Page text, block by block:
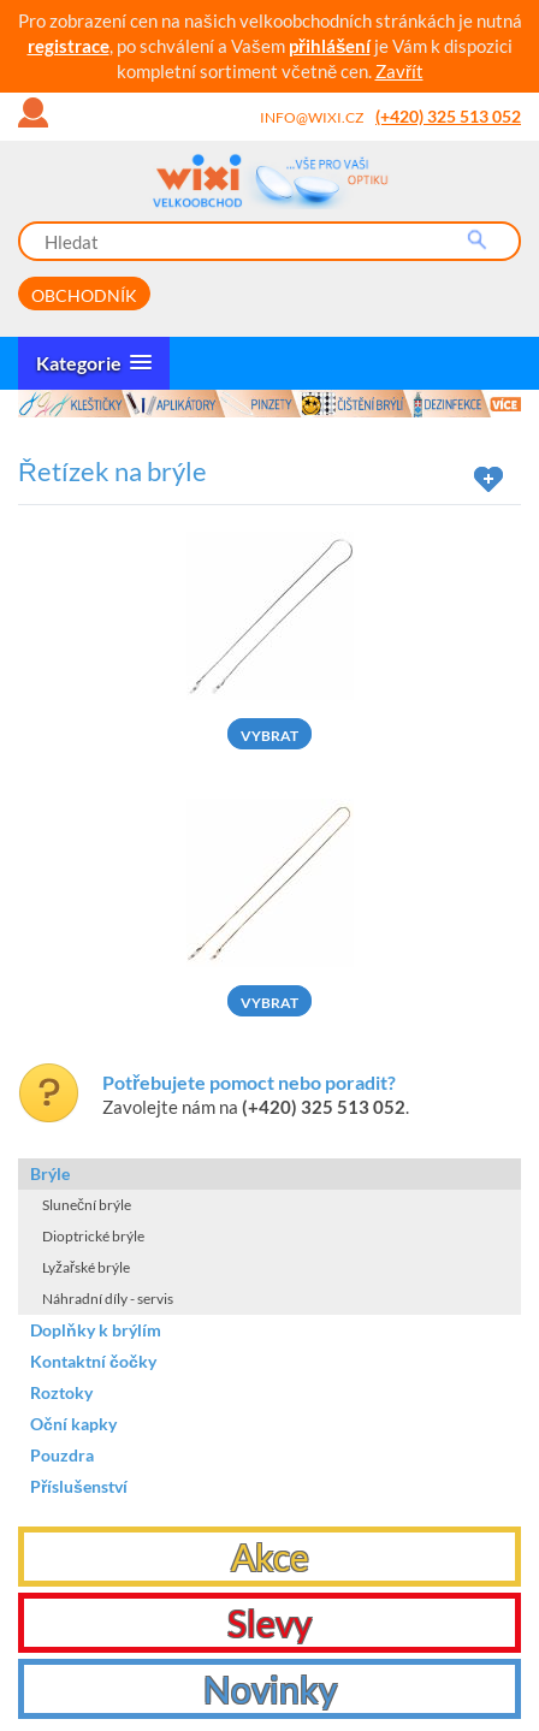
Pro zobrazení cen na našich velkoobchodních stránkách je nutná
registrace, po schválení a Vašem přihlášeníje Vám k dispozici
kompletní sortiment včetně cen. Zavřít
INFO@WIXI.CZ (+420) 325 513 052
OBCHODNÍK
Kategorie
Řetízek na brýle
VYBRAT
VYBRAT
Potřebujete pomoct nebo poradit?
Zavolejte nám na (+420) 325 513 052.
Brýle
Sluneční brýle
Dioptrické brýle
Lyžařské brýle
Náhradní díly - servis
Doplňky k brýlím
Kontaktní čočky
Roztoky
Oční kapky
Pouzdra
Příslušenství
Akce
Slevy
Novinky